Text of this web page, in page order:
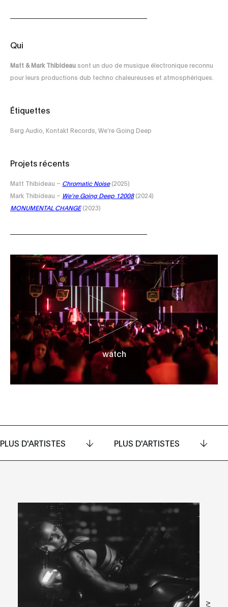
Qui
Matt & Mark Thibideau sont un duo de musique électronique reconnu
pour leurs productions dub techno chaleureuses et atmosphériques.
Étiquettes
Berg Audio, Kontakt Records, We’re Going Deep
Projets récents
Matt Thibideau – Chromatic Noise(2025)
Mark Thibideau – We're Going Deep 12008(2024)
MONUMENTAL CHANGE(2023)
watch
PLUS D'ARTISTES PLUS D'ARTISTES